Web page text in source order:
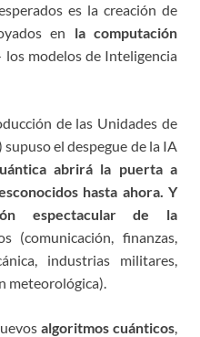
es la creación de
en la computación
modelos de Inteligencia
de las Unidades de
el despegue de la IA
abrirá la puerta a
hasta ahora. Y
espectacular de la
(comunicación, finanzas,
industrias militares,
meteorológica).
algoritmos cuánticos,